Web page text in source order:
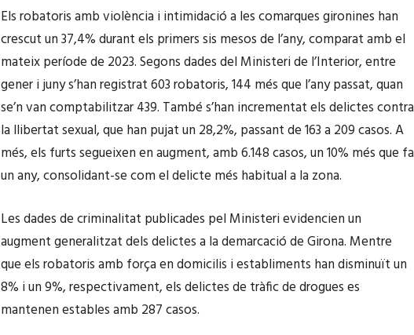
Els robatoris amb violència i intimidació a les comarques gironines han
crescut un 37,4% durant els primers sis mesos de l’any, comparat amb el
mateix període de 2023. Segons dades del Ministeri de l’Interior, entre
gener i juny s’han registrat 603 robatoris, 144 més que l’any passat, quan
se’n van comptabilitzar 439. També s’han incrementat els delictes contra
la llibertat sexual, que han pujat un 28,2%, passant de 163 a 209 casos. A
més, els furts segueixen en augment, amb 6.148 casos, un 10% més que fa
un any, consolidant-se com el delicte més habitual a la zona.
Les dades de criminalitat publicades pel Ministeri evidencien un
augment generalitzat dels delictes a la demarcació de Girona. Mentre
que els robatoris amb força en domicilis i establiments han disminuït un
8% i un 9%, respectivament, els delictes de tràfic de drogues es
mantenen estables amb 287 casos.